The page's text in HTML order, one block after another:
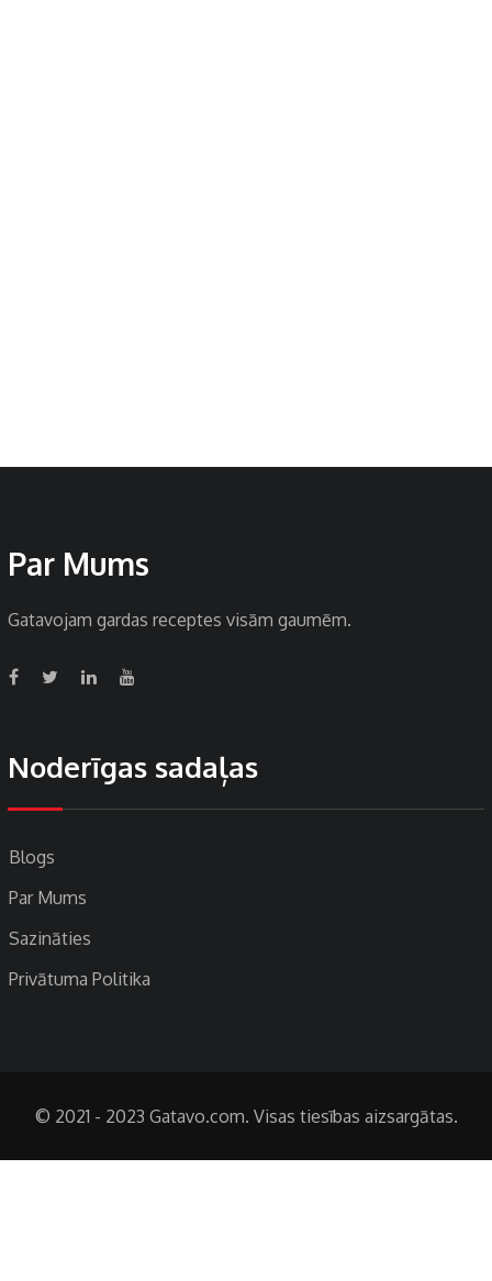
Par Mums
Gatavojam gardas receptes visām gaumēm.
Noderīgas sadaļas
Blogs
Par Mums
Sazināties
Privātuma Politika
© 2021 - 2023 Gatavo.com. Visas tiesības aizsargātas.